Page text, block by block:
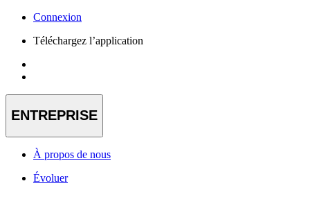
Connexion
Téléchargez l’application
ENTREPRISE
À propos de nous
Évoluer